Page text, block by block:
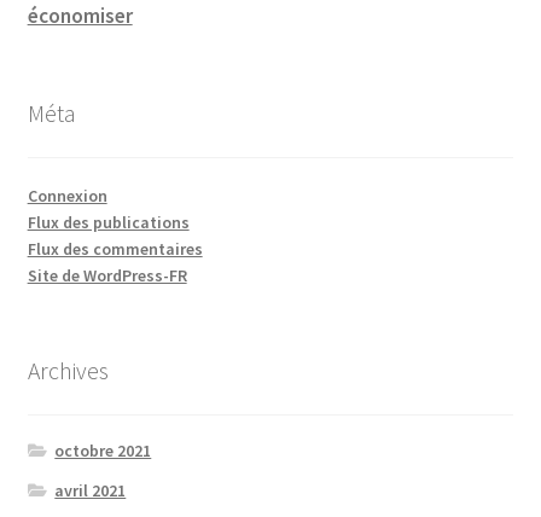
économiser
Méta
Connexion
Flux des publications
Flux des commentaires
Site de WordPress-FR
Archives
octobre 2021
avril 2021